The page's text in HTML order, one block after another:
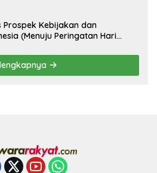
Prospek Kebijakan dan
(Menuju Peringatan Hari